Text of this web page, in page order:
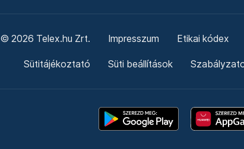
© 2026 Telex.hu Zrt. Impresszum Etikai kódex
Sütitájékoztató Süti beállítások